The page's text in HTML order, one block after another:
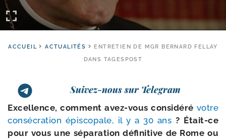
ACCUEIL ACTUALITÉS
ENTRETIEN DE MGR BERNARD FELLAY
DANS TAGESPOST
Suivez-nous sur Telegram
Excellence, com­ment avez-​vous consi­dé­ré votre
consé­cra­tion épis­co­pale, il y a 30 ans ? Était-​ce
pour vous une sépa­ra­tion défi­ni­tive de Rome ou